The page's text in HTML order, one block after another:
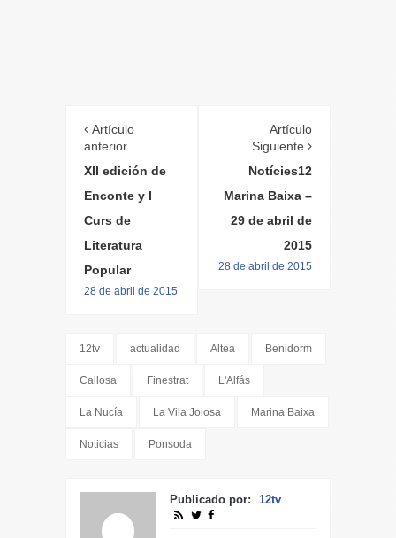
Artículo
anterior
XII edición de
Enconte y I
Curs de
Literatura
Popular
28 de abril de 2015
Artículo
Siguiente
Notícies12
Marina Baixa –
29 de abril de
2015
28 de abril de 2015
12tv actualidad Altea Benidorm
Callosa Finestrat L'Alfás
La Nucía La Vila Joiosa Marina Baixa
Noticias Ponsoda
Publicado por: 12tv